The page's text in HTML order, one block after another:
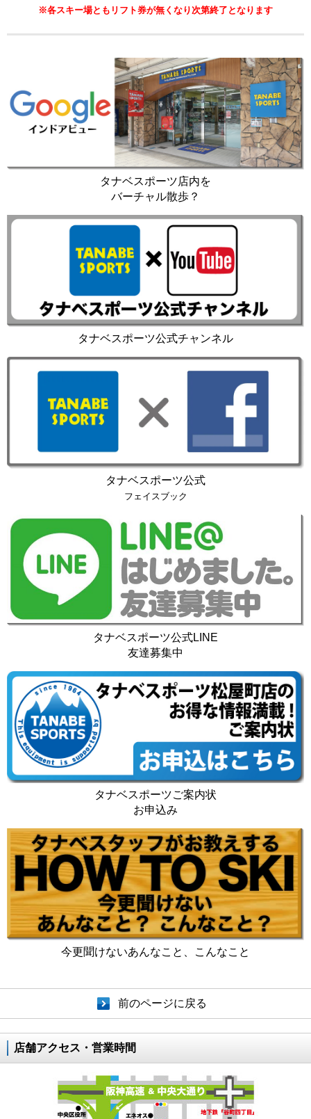
※各スキー場ともリフト券が無くなり次第終了となります
タナベスポーツ店内を
バーチャル散歩？
タナベスポーツ公式チャンネル
タナベスポーツ公式
フェイスブック
タナベスポーツ公式LINE
友達募集中
タナベスポーツご案内状
お申込み
今更聞けないあんなこと、こんなこと
前のページに戻る
店舗アクセス・営業時間